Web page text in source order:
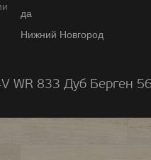
да
Нижний Новгород
WR 833 Дуб Берген